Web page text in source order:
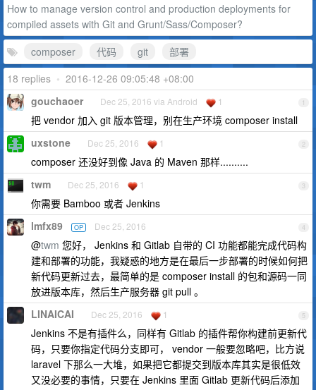
How to manage version control and production deployments for
compiled assets with Git and Grunt/Sass/Composer?
composer
代码 git
部署
18 replies • 2016-12-26 09:05:48 +08:00
1
gouchaoer Dec 25, 2016 via Android 1
把 vendor 加入 git 版本管理，别在生产环境 composer install
2
uxstone Dec 25, 2016 1
composer 还没好到像 Java 的 Maven 那样..........
3
twm Dec 25, 2016 1
你需要 Bamboo 或者 Jenkins
4
lmfx89 OP Dec 25, 2016
@twm 您好， Jenkins 和 Gitlab 自带的 CI 功能都能完成代码构
建和部署的功能，我疑惑的地方是在最后一步部署的时候如何把
新代码更新过去，最简单的是 composer install 的包和源码一同
放进版本库，然后生产服务器 git pull 。
5
LINAICAI Dec 25, 2016 1
Jenkins 不是有插件么，同样有 Gitlab 的插件帮你构建前更新代
码，只要你指定代码分支即可， vendor 一般要忽略吧，比方说
laravel 下那么一大堆，如果把它都提交到版本库其实是很低效
又没必要的事情，只要在 Jenkins 里面 Gitlab 更新代码后添加